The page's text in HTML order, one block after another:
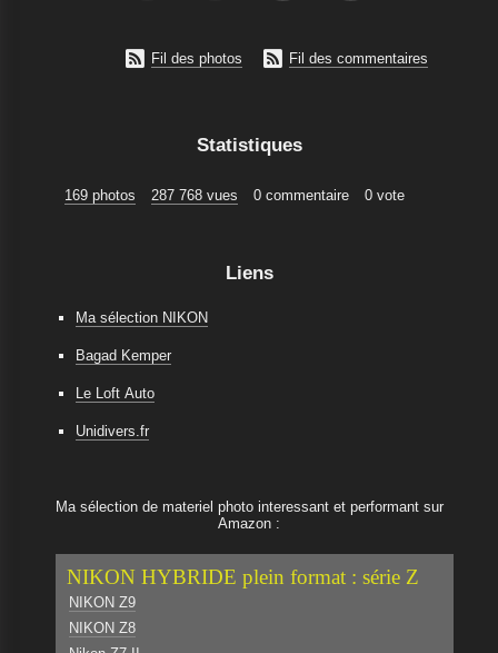
 Fil des photos  Fil des commentaires
Statistiques
169 photos 287 768 vues 0 commentaire 0 vote
Liens
Ma sélection NIKON
Bagad Kemper
Le Loft Auto
Unidivers.fr
Ma sélection de materiel photo interessant et performant sur
Amazon :
NIKON HYBRIDE plein format : série Z
NIKON Z9
NIKON Z8